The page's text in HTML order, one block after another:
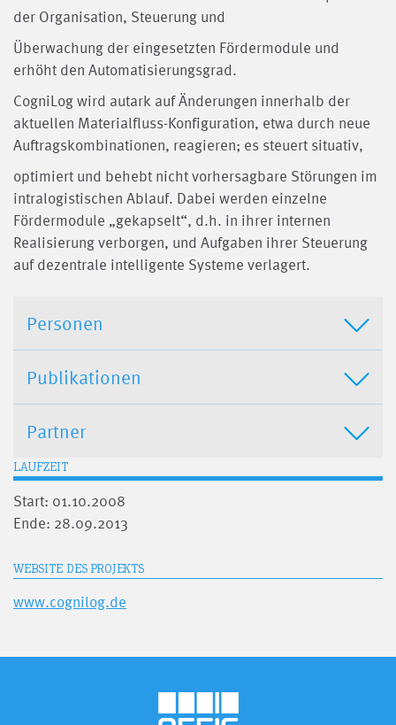
der Organisation, Steuerung und
Überwachung der eingesetzten Fördermodule und
erhöht den Automatisierungsgrad.
CogniLog wird autark auf Änderungen innerhalb der
aktuellen Materialfluss-Konfiguration, etwa durch neue
Auftragskombinationen, reagieren; es steuert situativ,
optimiert und behebt nicht vorhersagbare Störungen im
intralogistischen Ablauf. Dabei werden einzelne
Fördermodule „gekapselt“, d.h. in ihrer internen
Realisierung verborgen, und Aufgaben ihrer Steuerung
auf dezentrale intelligente Systeme verlagert.
Personen
Publikationen
Partner
LAUFZEIT
Start: 01.10.2008
Ende: 28.09.2013
WEBSITE DES PROJEKTS
www.cognilog.de